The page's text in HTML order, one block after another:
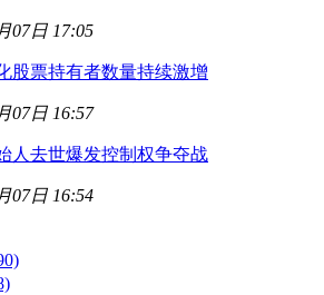
07日 17:05
股票持有者数量持续激增
07日 16:57
人去世爆发控制权争夺战
07日 16:54